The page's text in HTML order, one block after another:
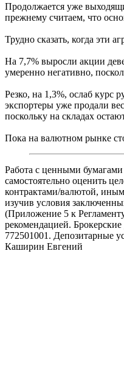
Продолжается уже
прежнему считаем, что
Трудно сказать, когда эти
На 7,7% выросли акции
умеренно негативно,
Резко, на 1,3%, ослаб курс
экспортеры уже продали
поскольку на складах
Пока на валютном рынке
Работа с ценными
самостоятельно оценить
контрактами/валютой,
изучив условия
(Приложение 5 к
рекомендацией.
772501001. Депозитарные
Каширин Евгений